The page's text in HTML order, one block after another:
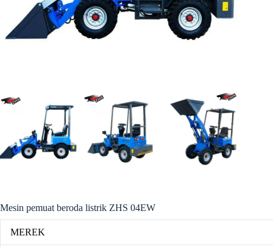
Mesin pemuat beroda listrik ZHS 04EW
MEREK